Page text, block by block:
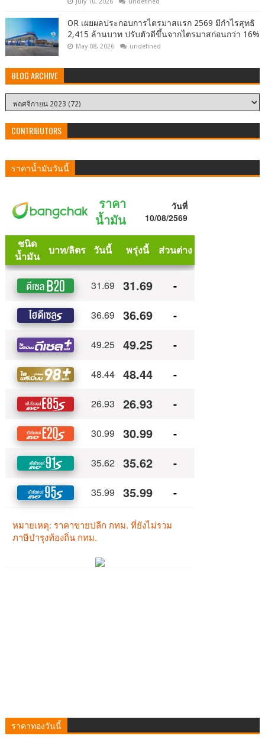
July 10, 2026 undefined
OR เผยผลประกอบการไตรมาสแรก 2569 มีกำไรสุทธิ
2,415 ล้านบาท ปรับตัวดีขึ้นจากไตรมาสก่อนกว่า 16%
May 08, 2026 undefined
BLOG ARCHIVE
CONTRIBUTORS
ราคาน้ำมันวันนี้
ราคาทองวันนี้